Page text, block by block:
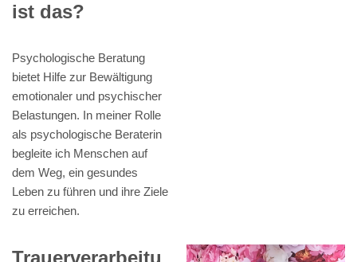
ist das?
Psychologische Beratung
bietet Hilfe zur Bewältigung
emotionaler und psychischer
Belastungen. In meiner Rolle
als psychologische Beraterin
begleite ich Menschen auf
dem Weg, ein gesundes
Leben zu führen und ihre Ziele
zu erreichen.